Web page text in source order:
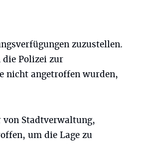
zuzustellen.
Polizei zur
nicht angetroffen wurden,
von Stadtverwaltung,
um die Lage zu